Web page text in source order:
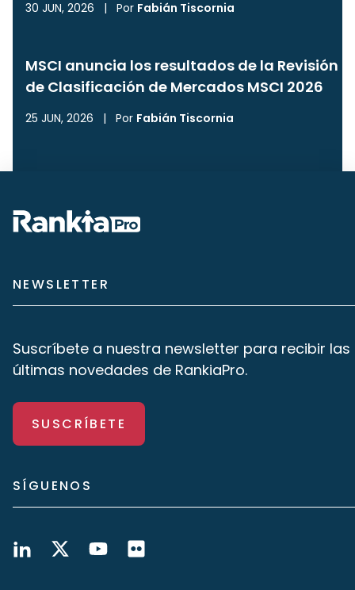
30 JUN, 2026 | Por Fabián Tiscornia
MSCI anuncia los resultados de la Revisión
de Clasificación de Mercados MSCI 2026
25 JUN, 2026 | Por Fabián Tiscornia
NEWSLETTER
Suscríbete a nuestra newsletter para recibir las
últimas novedades de RankiaPro.
SUSCRÍBETE
SÍGUENOS